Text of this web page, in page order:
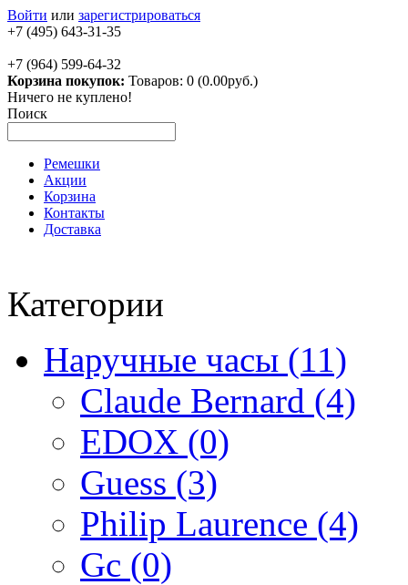
Войти или зарегистрироваться
+7 (495) 643-31-35
+7 (964) 599-64-32
Корзина покупок: Товаров: 0 (0.00руб.)
Ничего не куплено!
Поиск
Ремешки
Акции
Корзина
Контакты
Доставка
Категории
Наручные часы (11)
Claude Bernard (4)
EDOX (0)
Guess (3)
Philip Laurence (4)
Gc (0)